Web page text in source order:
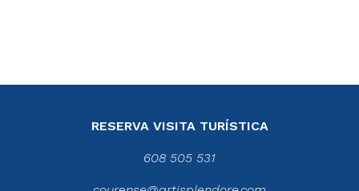
RESERVA VISITA TURÍSTICA
608 505 531